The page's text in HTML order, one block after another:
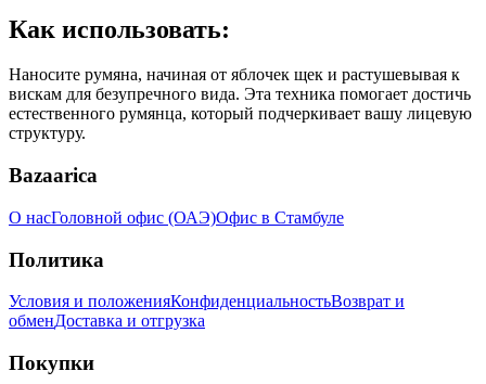
Как использовать:
Наносите румяна, начиная от яблочек щек и растушевывая к
вискам для безупречного вида. Эта техника помогает достичь
естественного румянца, который подчеркивает вашу лицевую
структуру.
Bazaarica
О насГоловной офис (ОАЭ)Офис в Стамбуле
Политика
Условия и положенияКонфиденциальностьВозврат и
обменДоставка и отгрузка
Покупки